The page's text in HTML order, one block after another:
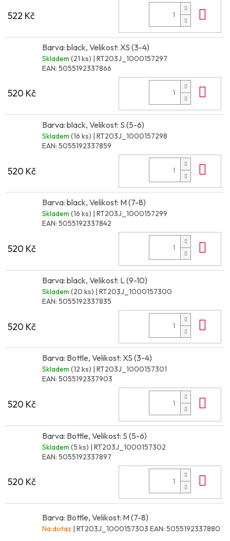
522 Kč
Barva: black, Velikost: XS (3-4)
Skladem (21 ks) | RT203J_1000157297
EAN: 5055192337866
520 Kč
Barva: black, Velikost: S (5-6)
Skladem (16 ks) | RT203J_1000157298
EAN: 5055192337859
520 Kč
Barva: black, Velikost: M (7-8)
Skladem (16 ks) | RT203J_1000157299
EAN: 5055192337842
520 Kč
Barva: black, Velikost: L (9-10)
Skladem (20 ks) | RT203J_1000157300
EAN: 5055192337835
520 Kč
Barva: Bottle, Velikost: XS (3-4)
Skladem (12 ks) | RT203J_1000157301
EAN: 5055192337903
520 Kč
Barva: Bottle, Velikost: S (5-6)
Skladem (5 ks) | RT203J_1000157302
EAN: 5055192337897
520 Kč
Barva: Bottle, Velikost: M (7-8)
Na dotaz | RT203J_1000157303 EAN: 5055192337880